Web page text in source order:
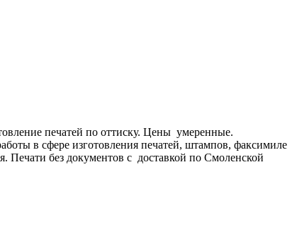
печатей по оттиску. Цены умеренные.
в сфере изготовления печатей, штампов, факсимиле
Печати без документов с доставкой по Смоленской